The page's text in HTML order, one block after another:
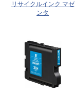
リサイクルインク マゼ
ンタ